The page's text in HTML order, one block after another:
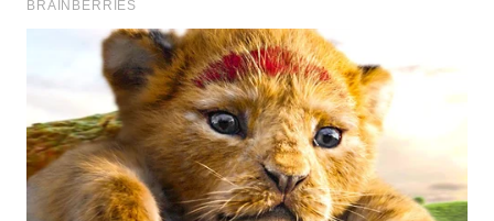
WN
SUBANG
SUKABUMI
WN
PURWAKARTA